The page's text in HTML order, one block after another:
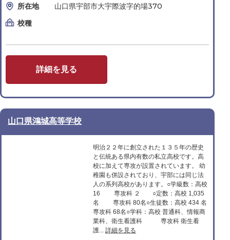
所在地
山口県宇部市大宇際波字的場370
校種
詳細を見る
山口県鴻城高等学校
明治２２年に創立された１３５年の歴史
と伝統ある県内有数の私立高校です。高
校に加えて専攻が設置されています。 幼
稚園も併設されており、宇部には同じ法
人の系列高校があります。○学級数：高校
16 専攻科 ２ ○定数：高校 1,035
名 専攻科 80名○生徒数：高校 434 名
専攻科 68名○学科：高校 普通科、情報商
業科、衛生看護科 専攻科 衛生看
護... 詳細を見る